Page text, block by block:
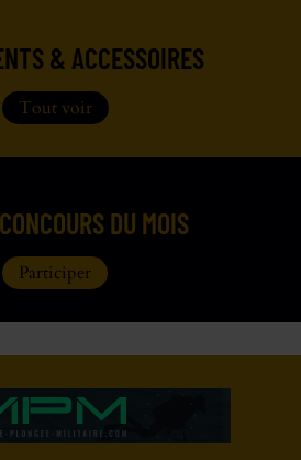
& ACCESSOIRES
Tout voir
DU MOIS
Participer